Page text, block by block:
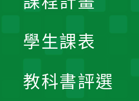
學生課表
教科書評選